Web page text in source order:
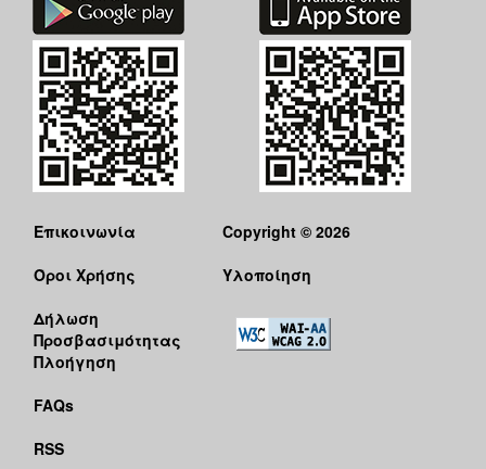
Επικοινωνία
Όροι Χρήσης
Δήλωση
Προσβασιμότητας
Πλοήγηση
FAQs
RSS
Copyright © 2026
Υλοποίηση